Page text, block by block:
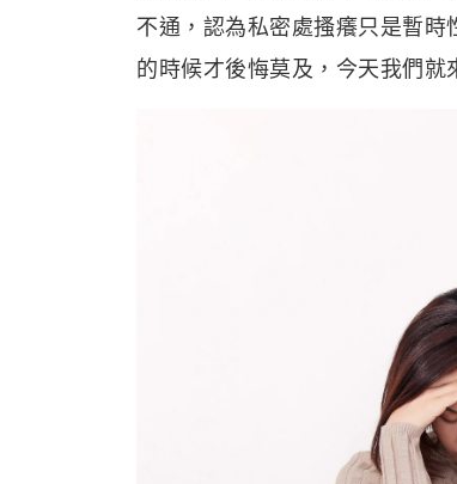
不通，認為私密處搔癢只是暫
的時候才後悔莫及，今天我們